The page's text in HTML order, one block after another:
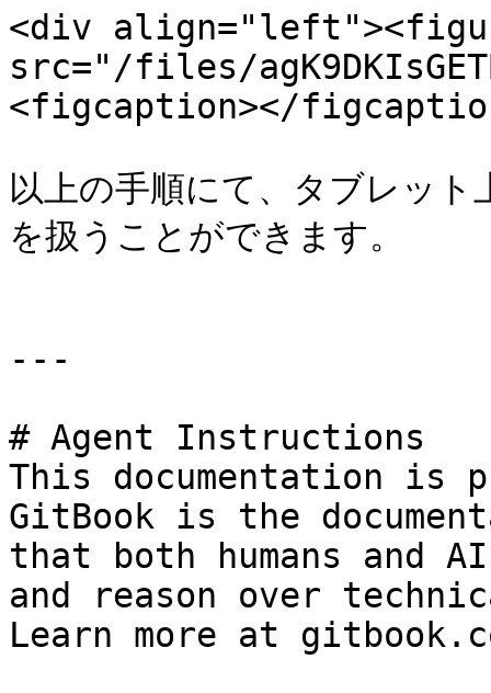
<div
src="/files/
<figcaption></
以上の手順にて、タブレット
を扱うことができます。
---
# Agent Instructions
This documentation is
GitBook is the
that both humans and
and reason over
Learn more at